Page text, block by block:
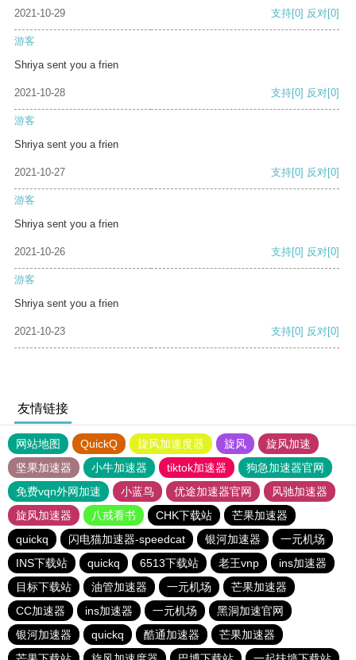
2021-10-29 支持[0] 反对[0]
游客
Shriya sent you a frien
2021-10-28 支持[0] 反对[0]
游客
Shriya sent you a frien
2021-10-27 支持[0] 反对[0]
游客
Shriya sent you a frien
2021-10-26 支持[0] 反对[0]
游客
Shriya sent you a frien
2021-10-23 支持[0] 反对[0]
友情链接
网站地图 QuickQ 旋风加速度器 旋风
旋风加速
坚果加速器
小牛加速器 tiktok加速器
狗急加速器官网
免费vqn外网加速
小蓝鸟 优途加速器官网
风驰加速器
旋风加速器
八戒看书 CHK下载站
芒果加速器
quickq
闪电猫加速器-speedcat 银河加速器
一元机场
INS下载站
quickq 6513下载站 老王vnp
ins加速器
目标下载站
油管加速器 一元机场
芒果加速器
CC加速器
ins加速器 一元机场
黑洞加速官网
银河加速器
quickq 酷通加速器
芒果加速器